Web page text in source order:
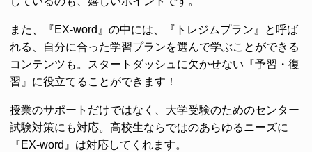
また、『EX-word』の中には、『トレジムプラン』と呼ば
れる、自分に合った学習プランを選んで学ぶことができる
コンテンツも。スタートダッシュに欠かせない『予習・復
習』に役立てることができます！
授業のサポートだけではなく、大学受験のためのセンター
試験対策にも対応。高校生ならではのあらゆるニーズに
『EX-word』は対応してくれます。